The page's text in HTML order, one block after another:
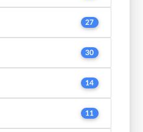
27
30
14
11